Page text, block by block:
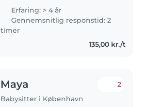
cousin. I really enjoy babysitting
and would love to play, go for
walks, help with homework..
Erfaring: > 4 år
Gennemsnitlig responstid: 2
timer
135,00 kr./t
Maya
Babysitter i København
2